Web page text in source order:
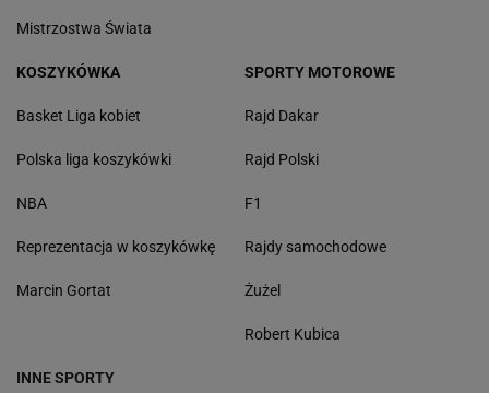
Mistrzostwa Świata
KOSZYKÓWKA
Basket Liga kobiet
Polska liga koszykówki
NBA
Reprezentacja w koszykówkę
Marcin Gortat
SPORTY MOTOROWE
Rajd Dakar
Rajd Polski
F1
Rajdy samochodowe
Żużel
Robert Kubica
INNE SPORTY